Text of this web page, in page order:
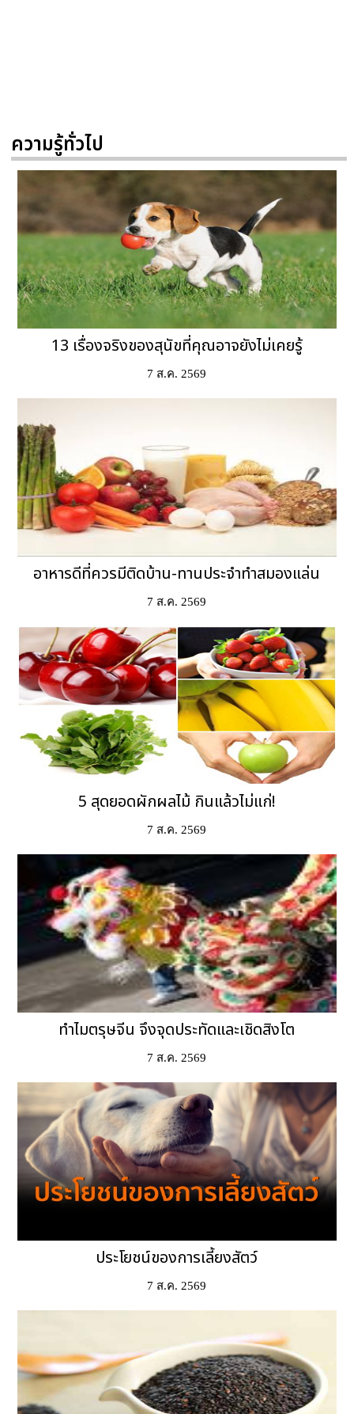
ความรู้ทั่วไป
13 เรื่องจริงของสุนัขที่คุณอาจยังไม่เคยรู้
7 ส.ค. 2569
อาหารดีที่ควรมีติดบ้าน-ทานประจำทำสมองแล่น
7 ส.ค. 2569
5 สุดยอดผักผลไม้ กินแล้วไม่แก่!
7 ส.ค. 2569
ทำไมตรุษจีน จึงจุดประทัดและเชิดสิงโต
7 ส.ค. 2569
ประโยชน์ของการเลี้ยงสัตว์
7 ส.ค. 2569